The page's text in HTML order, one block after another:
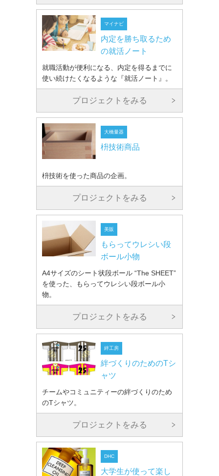
マイナビ
内定を勝ち取るため
の就活ノート
就職活動が便利になる、内定を得るまでに
使い続けたくなるような『就活ノート』。
プロジェクトをみる
大橋量器
枡技術商品
枡技術を使った商品の企画。
プロジェクトをみる
美販
もらってウレシい段
ボール小物
A4サイズのシート状段ボール “The SHEET”
を使った、もらってウレシい段ボール小
物。
プロジェクトをみる
絆工房
絆づくりのためのTシ
ャツ
チームやコミュニティーの絆づくりのため
のTシャツ。
プロジェクトをみる
DHC
大学生が使って楽し